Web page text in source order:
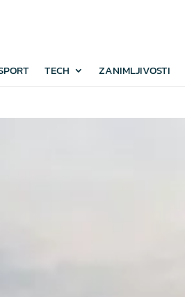
TECH ZANIMLJIVOSTI